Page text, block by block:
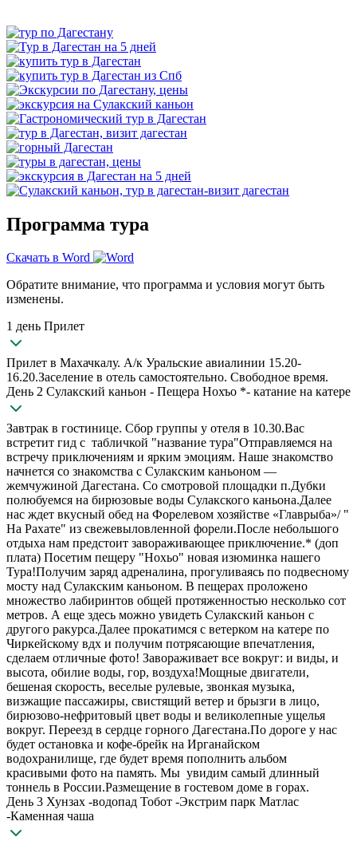
Программа тура
Скачать в Word
Обратите внимание, что программа и условия могут быть
изменены.
1 день Прилет
Прилет в Махачкалу. А/к Уральские авиалинии 15.20-
16.20.Заселение в отель самостоятельно. Свободное время.
День 2 Сулакский каньон - Пещера Нохъо *- катание на катере
Завтрак в гостинице. Сбор группы у отеля в 10.30.Вас
встретит гид с табличкой "название тура"Отправляемся на
встречу приключениям и ярким эмоциям. Наше знакомство
начнется со знакомства с Сулакским каньоном —
жемчужиной Дагестана. Со смотровой площадки п.Дубки
полюбуемся на бирюзовые воды Сулакского каньона.Далее
нас ждет вкусный обед на Форелевом хозяйстве «Главрыба»/ "
На Рахате" из свежевыловленной форели.После небольшого
отдыха нам предстоит завораживающее приключение.* (доп
плата) Посетим пещеру "Нохьо" новая изюминка нашего
Тура!Получим заряд адреналина, прогуливаясь по подвесному
мосту над Сулакским каньоном. В пещерах проложено
множество лабиринтов общей протяженностью несколько сот
метров. А еще здесь можно увидеть Сулакский каньон с
другого ракурса.Далее прокатимся с ветерком на катере по
Чиркейскому вдх и получим потрясающие впечатления,
сделаем отличные фото! Завораживает все вокруг: и виды, и
высота, обилие воды, гор, воздуха!Мощные двигатели,
бешеная скорость, веселые рулевые, звонкая музыка,
визжащие пассажиры, свистящий ветер и брызги в лицо,
бирюзово-нефритовый цвет воды и великолепные ущелья
вокруг. Переезд в сердце горного Дагестана.По дороге у нас
будет остановка и кофе-брейк на Ирганайском
водохранилище, где будет время пополнить альбом
красивыми фото на память. Мы увидим самый длинный
тоннель в России.Размещение в гостевом доме в горах.
День 3 Хунзах -водопад Тобот -Экстрим парк Матлас
-Каменная чаша